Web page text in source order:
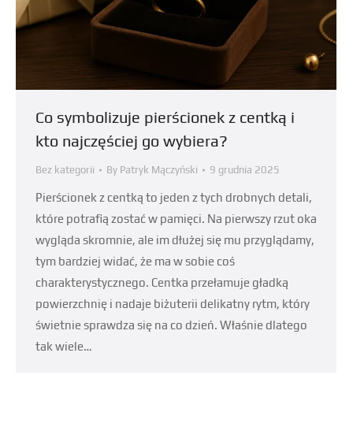
Co symbolizuje pierścionek z centką i
kto najczęściej go wybiera?
Bez kategorii By Patryk Mączyński 9 grudnia 2025
Pierścionek z centką to jeden z tych drobnych detali,
które potrafią zostać w pamięci. Na pierwszy rzut oka
wygląda skromnie, ale im dłużej się mu przyglądamy,
tym bardziej widać, że ma w sobie coś
charakterystycznego. Centka przełamuje gładką
powierzchnię i nadaje biżuterii delikatny rytm, który
świetnie sprawdza się na co dzień. Właśnie dlatego
tak wiele…